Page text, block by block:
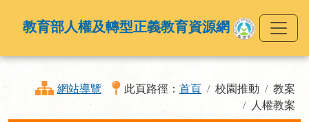
教育部人權及轉型正義教育資源網
網站導覽 此頁路徑： 首頁 校園推動
教案
人權教案